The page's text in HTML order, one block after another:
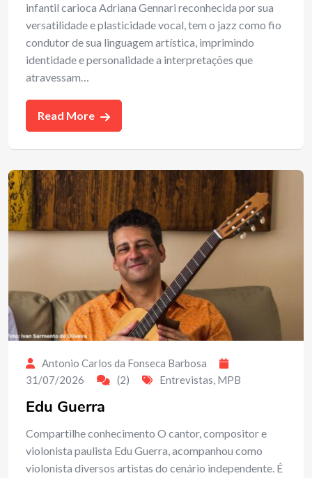
infantil carioca Adriana Gennari reconhecida por sua
versatilidade e plasticidade vocal, tem o jazz como fio
condutor de sua linguagem artística, imprimindo
identidade e personalidade a interpretações que
atravessam…
Read More
Antonio Carlos da Fonseca Barbosa
31/07/2026
(2) Entrevistas, MPB
Edu Guerra
Compartilhe conhecimento O cantor, compositor e
violonista paulista Edu Guerra, acompanhou como
violonista diversos artistas do cenário independente. É